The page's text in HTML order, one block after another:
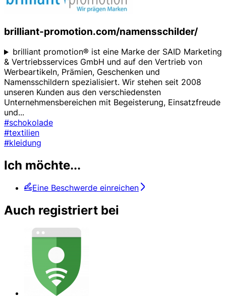
brilliant-promotion.com/namensschilder/
brilliant promotion® ist eine Marke der SAID Marketing
& Vertriebsservices GmbH und auf den Vertrieb von
Werbeartikeln, Prämien, Geschenken und
Namensschildern spezialisiert. Wir stehen seit 2008
unseren Kunden aus den verschiedensten
Unternehmensbereichen mit Begeisterung, Einsatzfreude
und...
#schokolade
#textilien
#kleidung
Ich möchte...
Eine Beschwerde einreichen
Auch registriert bei